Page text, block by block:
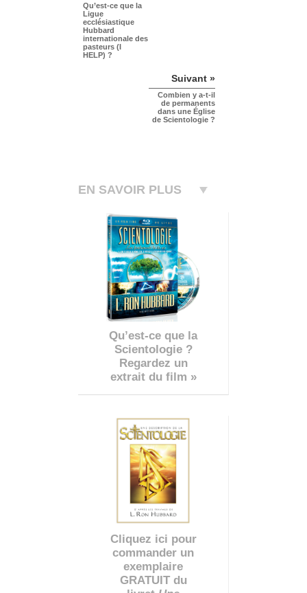
Qu’est-ce que la
Ligue
ecclésiastique
Hubbard
internationale des
pasteurs (I
HELP) ?
Suivant »
Combien y a-t-il
de permanents
dans une Église
de Scientologie ?
EN SAVOIR PLUS
Qu’est-ce que la
Scientologie ?
Regardez un
extrait du film »
Cliquez ici pour
commander un
exemplaire
GRATUIT du